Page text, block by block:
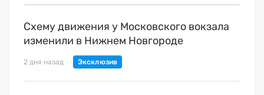
Схему движения у Московского вокзала
изменили в Нижнем Новгороде
2 дня назад